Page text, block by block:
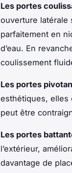
Les portes
ouverture latérale
parfaitement en
d’eau. En
coulissement
Les portes
esthétiques, elles
peut être
Les portes
l’extérieur,
davantage de